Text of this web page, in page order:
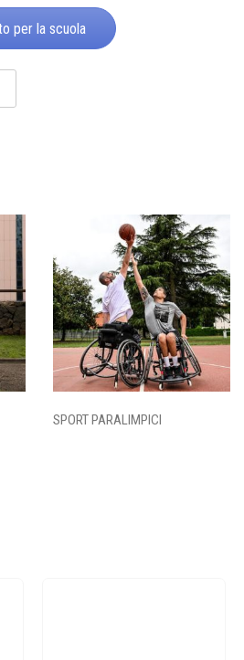
per la scuola
SPORT PARALIMPICI